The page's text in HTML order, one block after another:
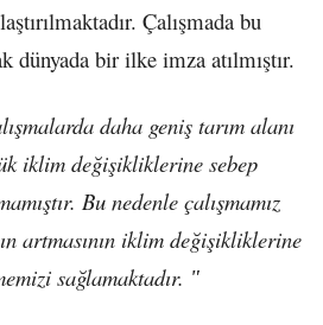
Çalışmada bu
dünyada bir ilke imza atılmıştır.
daha geniş tarım alanı
iklim değişikliklerine sebep
Bu nedenle çalışmamız
artmasının iklim değişikliklerine
sağlamaktadır. ʺ